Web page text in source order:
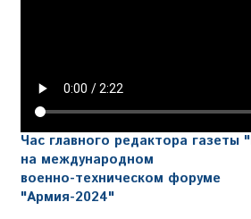
Час главного редактора газеты
на международном
военно-техническом форуме
"Армия-2024"